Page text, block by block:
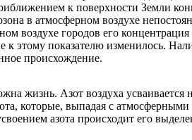
к поверхности Земли
в атмосферном воздухе
воздухе городов его
к этому показателю изменилось.
происхождение.
жизнь. Азот воздуха
которые, выпадая с
азота происходит его